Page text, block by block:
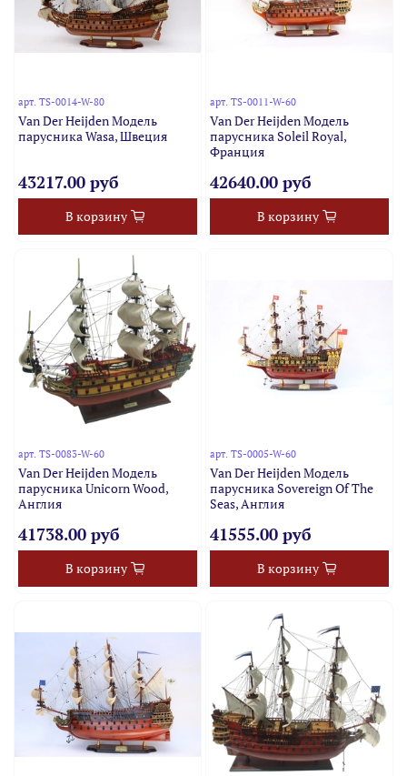
арт.TS-0014-W-80
Van Der Heijden Модель
парусника Wasa, Швеция
43217.00 руб
В корзину
арт. TS-0011-W-60
Van Der Heijden Модель
парусника Soleil Royal,
Франция
42640.00 руб
В корзину
арт.TS-0083-W-60
Van Der Heijden Модель
парусника Unicorn Wood,
Англия
41738.00 руб
В корзину
арт. TS-0005-W-60
Van Der Heijden Модель
парусника Sovereign Of The
Seas, Англия
41555.00 руб
В корзину